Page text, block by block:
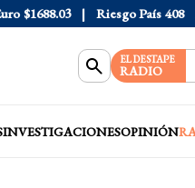
$1688.03 Riesgo País 408
EL DESTAPE
RADIO
INVESTIGACIONESOPINIÓN